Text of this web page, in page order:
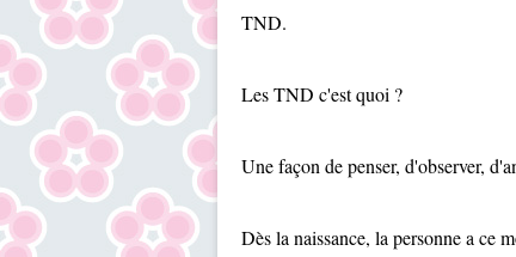
TND.
Les TND c'est quoi ?
Une façon de penser, d'observer,
Dès la naissance, la personne a ce